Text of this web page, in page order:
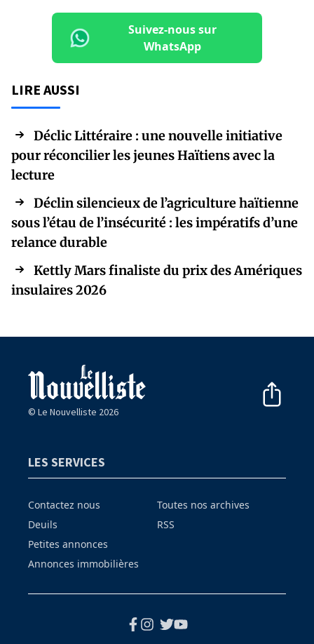
Suivez-nous sur
WhatsApp
LIRE AUSSI
Déclic Littéraire : une nouvelle initiative
pour réconcilier les jeunes Haïtiens avec la
lecture
Déclin silencieux de l’agriculture haïtienne
sous l’étau de l’insécurité : les impératifs d’une
relance durable
Kettly Mars finaliste du prix des Amériques
insulaires 2026
© Le Nouvelliste 2026
LES SERVICES
Contactez nous
Deuils
Petites annonces
Annonces immobilières
Toutes nos archives
RSS